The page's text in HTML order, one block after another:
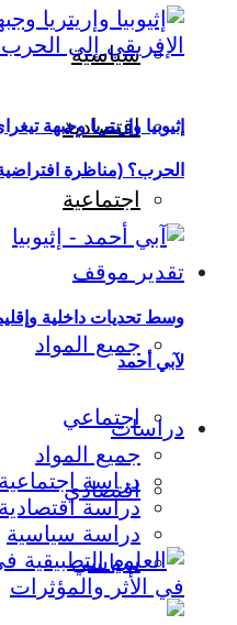
سياسية
اقتصادية
اجتماعية
تقدير موقف
جميع المواد
اجتماعي
اقتصادي
سياسي
إثيوبيا وإريتريا وجبهة
الحرب؟ (مناظرة
وسط تحديات داخلية
لآبي أحمد
دراسات
جميع المواد
دراسة اجتماعية
دراسة اقتصادية
دراسة سياسية